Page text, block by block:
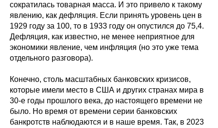
сократилась товарная масса. И это привело к такому
явлению, как дефляция. Если принять уровень цен в
1929 году за 100, то в 1933 году он опустился до 75,4.
Дефляция, как известно, не менее неприятное для
экономики явление, чем инфляция (но это уже тема
отдельного разговора).
Конечно, столь масштабных банковских кризисов,
которые имели место в США и других странах мира в
30-е годы прошлого века, до настоящего времени не
было. Но время от времени серии банковских
банкротств наблюдаются и в наше время. Так, в 2023